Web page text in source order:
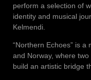
perform a selection of
identity and musical
Kelmendi.
“Northern Echoes” is
and Norway, where
build an artistic bridge